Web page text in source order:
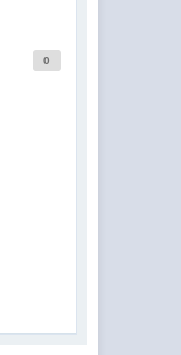
0